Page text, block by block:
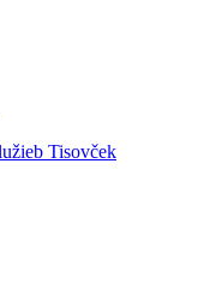
Tisovček